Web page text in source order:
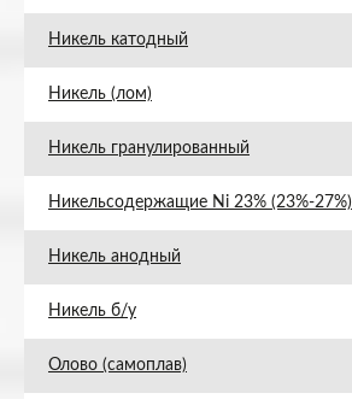
Никель катодный
Никель (лом)
Никель гранулированный
Никельсодержащие Ni 23% (23%-27%)
Никель анодный
Никель б/у
Олово (самоплав)